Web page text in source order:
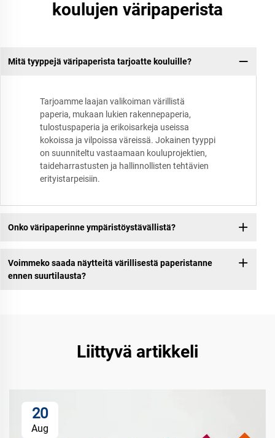
koulujen väripaperista
Mitä tyyppejä väripaperista tarjoatte kouluille?
Tarjoamme laajan valikoiman värillistä
paperia, mukaan lukien rakennepaperia,
tulostuspaperia ja erikoisarkeja useissa
kokoissa ja vilpoissa väreissä. Jokainen tyyppi
on suunniteltu vastaamaan kouluprojektien,
taideharrastusten ja hallinnollisten tehtävien
erityistarpeisiin.
Onko väripaperinne ympäristöystävällistä?
Voimmeko saada näytteitä värillisestä paperistanne
ennen suurtilausta?
Liittyvä artikkeli
20
Aug